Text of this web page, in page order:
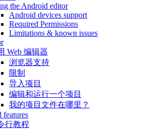
the Android editor
Android devices support
Required Permissions
Limitations & known issues
Web 编辑器
浏览器支持
限制
导入项目
编辑和运行一个项目
我的项目文件在哪里？
features
行教程